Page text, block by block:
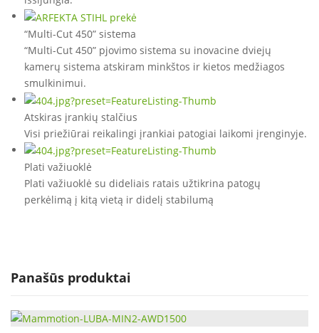
“Multi-Cut 450” sistema
“Multi-Cut 450” pjovimo sistema su inovacine dviejų
kamerų sistema atskiram minkštos ir kietos medžiagos
smulkinimui.
Atskiras įrankių stalčius
Visi priežiūrai reikalingi įrankiai patogiai laikomi įrenginyje.
Plati važiuoklė
Plati važiuoklė su dideliais ratais užtikrina patogų
perkėlimą į kitą vietą ir didelį stabilumą
Panašūs produktai